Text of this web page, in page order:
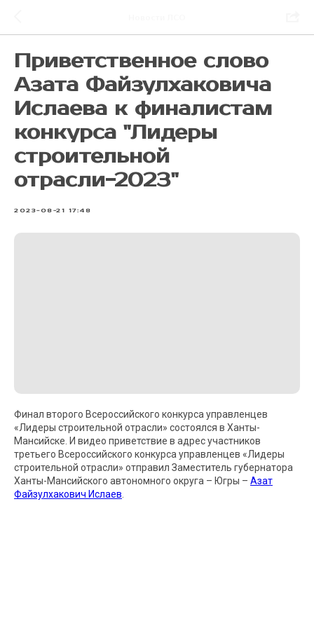
Приветственное слово
Азата Файзулхаковича
Ислаева к финалистам
конкурса "Лидеры
строительной
отрасли-2023"
2023-08-21 17:48
Финал второго Всероссийского конкурса управленцев
«Лидеры строительной отрасли» состоялся в Ханты-
Мансийске. И видео приветствие в адрес участников
третьего Всероссийского конкурса управленцев «Лидеры
строительной отрасли» отправил Заместитель губернатора
Ханты-Мансийского автономного округа – Югры – Азат
Файзулхакович Ислаев